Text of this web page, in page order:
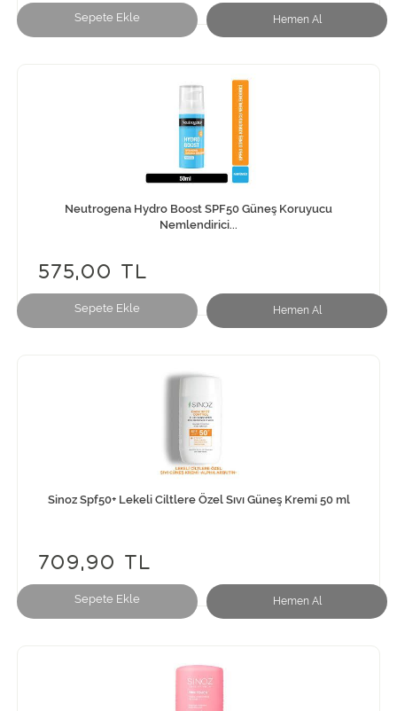
Sepete Ekle Hemen Al
Sepete Ekle Hemen Al
Neutrogena Hydro Boost SPF50 Güneş Koruyucu
Nemlendirici...
575,00 TL
Sepete Ekle Hemen Al
Sinoz Spf50+ Lekeli Ciltlere Özel Sıvı Güneş Kremi 50 ml
709,90 TL